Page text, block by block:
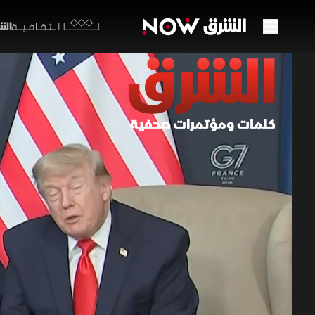
الثقافية
ثانوية
16 يونيو 2026
في لقاء
على
طهران،